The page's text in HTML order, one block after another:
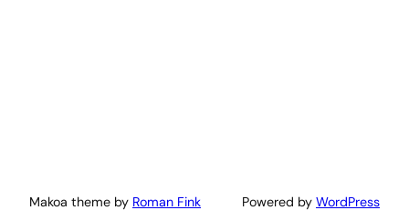
Makoa theme by Roman Fink Powered by WordPress